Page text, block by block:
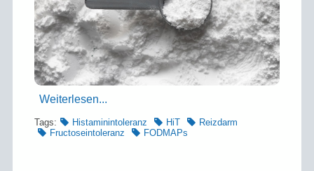
Weiterlesen...
Tags: Histaminintoleranz HiT
Reizdarm
Fructoseintoleranz
FODMAPs